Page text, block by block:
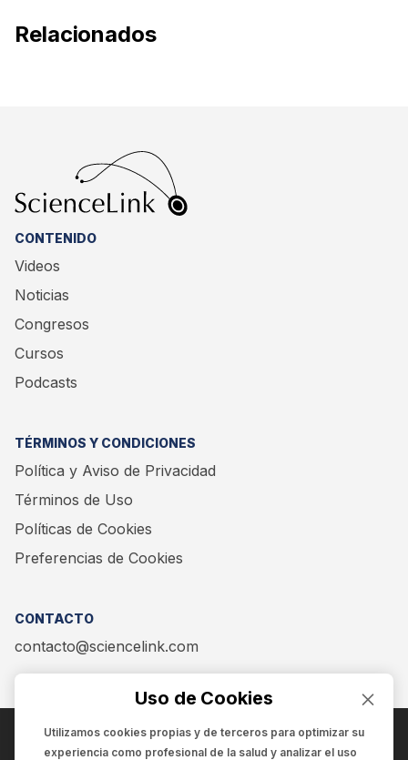
Relacionados
CONTENIDO
Videos
Noticias
Congresos
Cursos
Podcasts
TÉRMINOS Y CONDICIONES
Política y Aviso de Privacidad
Términos de Uso
Políticas de Cookies
Preferencias de Cookies
CONTACTO
contacto@sciencelink.com
Uso de Cookies
Utilizamos cookies propias y de terceros para optimizar su
experiencia como profesional de la salud y analizar el uso